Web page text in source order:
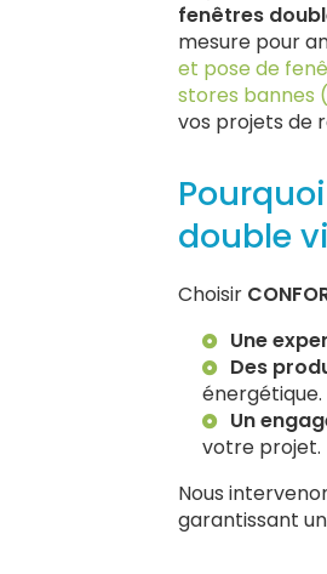
fenêtres
mesure pour
et pose de
stores bannes
vos projets de
double
Choisir
Une
Des
énergétique.
Un
votre projet.
Nous
garantissant